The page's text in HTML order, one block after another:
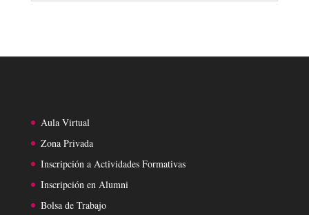
Aula Virtual
Zona Privada
Inscripción a Actividades Formativas
Inscripción en Alumni
Bolsa de Trabajo